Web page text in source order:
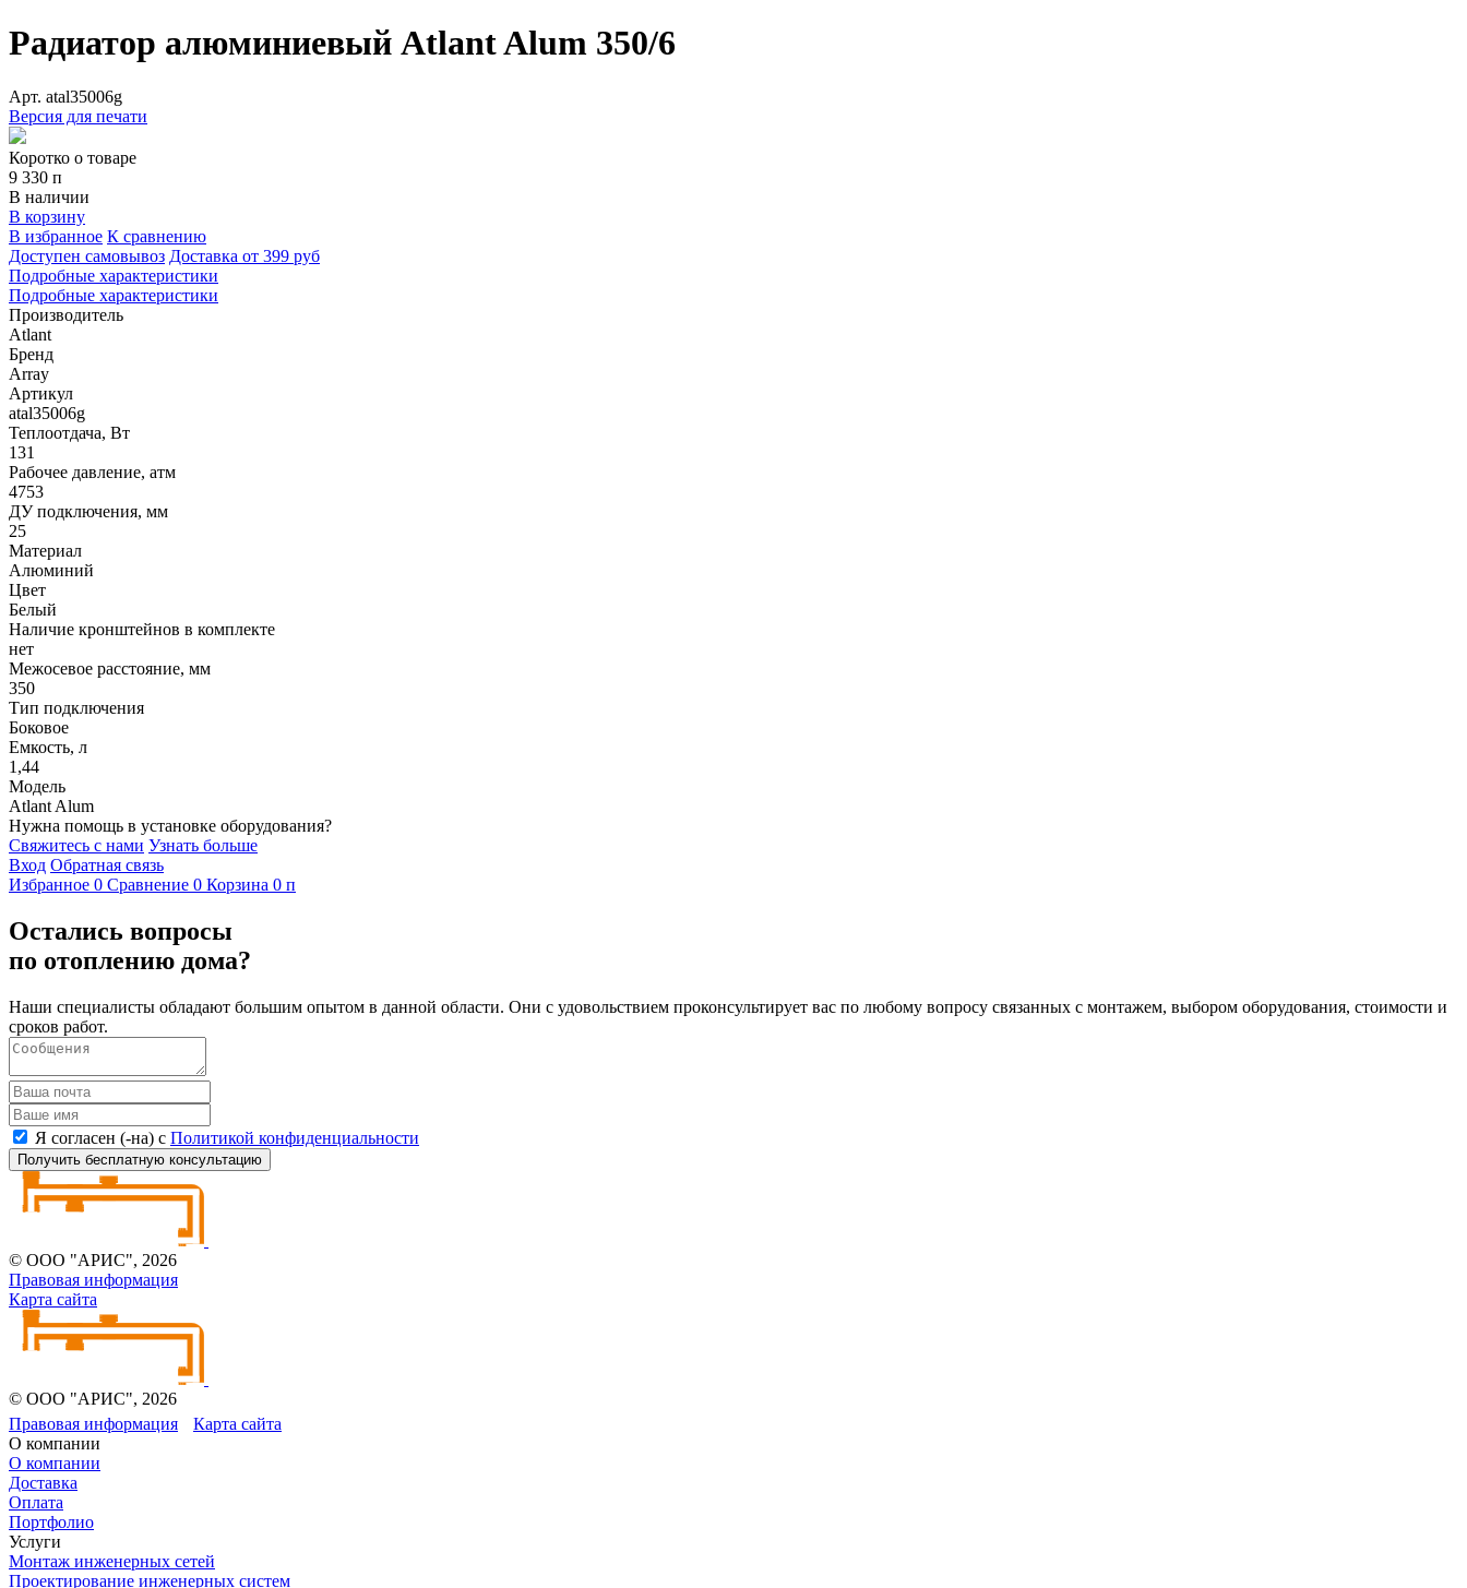
Радиатор алюминиевый Atlant Alum 350/6
Арт. atal35006g
Версия для печати
Коротко о товаре
9 330 п
В наличии
В корзину
В избранное К сравнению
Доступен самовывоз Доставка от 399 руб
Подробные характеристики
Подробные характеристики
Производитель
Atlant
Бренд
Array
Артикул
atal35006g
Теплоотдача, Вт
131
Рабочее давление, атм
4753
ДУ подключения, мм
25
Материал
Алюминий
Цвет
Белый
Наличие кронштейнов в комплекте
нет
Межосевое расстояние, мм
350
Тип подключения
Боковое
Емкость, л
1,44
Модель
Atlant Alum
Нужна помощь в установке оборудования?
Свяжитесь с нами Узнать больше
Вход Обратная связь
Избранное 0 Сравнение 0 Корзина 0 п
Остались вопросы
по отоплению дома?
Наши специалисты обладают большим опытом в данной области. Они с удовольствием проконсультирует вас по любому вопросу связанных с монтажем, выбором оборудования, стоимости и
сроков работ.
Я согласен (-на) с Политикой конфиденциальности
Получить бесплатную консультацию
© ООО "АРИС", 2026
Правовая информация
Карта сайта
© ООО "АРИС", 2026
Правовая информация
Карта сайта
О компании
О компании
Доставка
Оплата
Портфолио
Услуги
Монтаж инженерных сетей
Проектирование инженерных систем